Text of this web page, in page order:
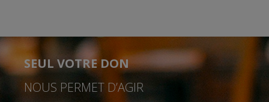
SEUL VOTRE DON
NOUS PERMET D’AGIR